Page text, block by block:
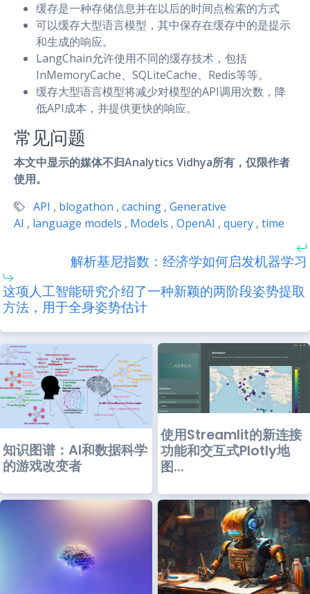
缓存是一种存储信息并在以后的时间点检索的方式
可以缓存大型语言模型，其中保存在缓存中的是提示
和生成的响应。
LangChain允许使用不同的缓存技术，包括
InMemoryCache、SQLiteCache、Redis等等。
缓存大型语言模型将减少对模型的API调用次数，降
低API成本，并提供更快的响应。
常见问题
本文中显示的媒体不归Analytics Vidhya所有，仅限作者
使用。
API , blogathon , caching , Generative
AI , language models , Models , OpenAI , query , time
解析基尼指数：经济学如何启发机器学习
这项人工智能研究介绍了一种新颖的两阶段姿势提取
方法，用于全身姿势估计
知识图谱：AI和数据科学
的游戏改变者
使用Streamlit的新连接
功能和交互式Plotly地
图...